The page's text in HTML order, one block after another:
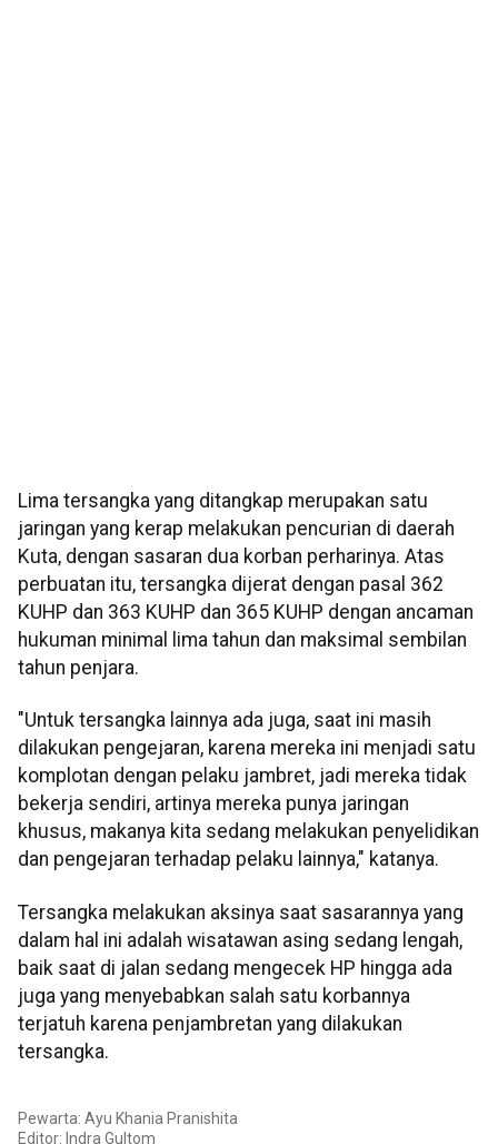
Lima tersangka yang ditangkap merupakan satu
jaringan yang kerap melakukan pencurian di daerah
Kuta, dengan sasaran dua korban perharinya. Atas
perbuatan itu, tersangka dijerat dengan pasal 362
KUHP dan 363 KUHP dan 365 KUHP dengan ancaman
hukuman minimal lima tahun dan maksimal sembilan
tahun penjara.
"Untuk tersangka lainnya ada juga, saat ini masih
dilakukan pengejaran, karena mereka ini menjadi satu
komplotan dengan pelaku jambret, jadi mereka tidak
bekerja sendiri, artinya mereka punya jaringan
khusus, makanya kita sedang melakukan penyelidikan
dan pengejaran terhadap pelaku lainnya," katanya.
Tersangka melakukan aksinya saat sasarannya yang
dalam hal ini adalah wisatawan asing sedang lengah,
baik saat di jalan sedang mengecek HP hingga ada
juga yang menyebabkan salah satu korbannya
terjatuh karena penjambretan yang dilakukan
tersangka.
Pewarta: Ayu Khania Pranishita
Editor: Indra Gultom